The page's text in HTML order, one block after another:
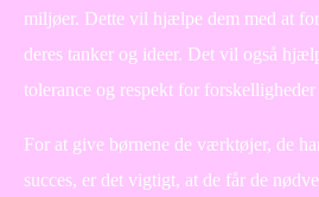
miljøer. Dette vil hjælpe dem med at
deres tanker og ideer. Det vil også
tolerance og respekt for
For at give børnene de værktøjer, de
succes, er det vigtigt, at de får de